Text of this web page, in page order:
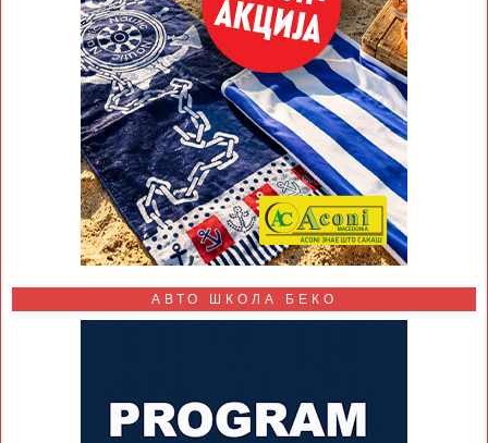
АВТО ШКОЛА БЕКО